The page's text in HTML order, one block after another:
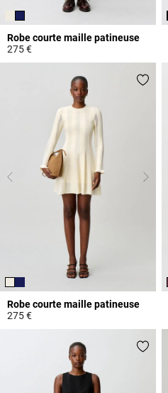
Robe courte maille patineuse
275 €
Robe courte maille patineuse
275 €